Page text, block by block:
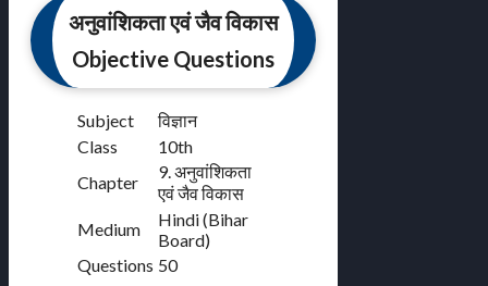
अनुवांशिकता एवं जैव विकास
Objective Questions
Subject
विज्ञान
Class
10th
Chapter
9. अनुवांशिकता
एवं जैव विकास
Medium
Hindi (Bihar
Board)
Questions 50